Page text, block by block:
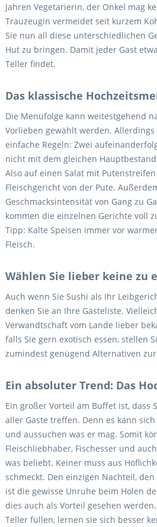
Jahren Vegetarierin, der Onkel mag
Trauzeugin vermeidet seit kurzem
Sie nun all diese unterschiedlichen
Hut zu bringen. Damit jeder Gast
Teller findet.
Das klassische
Die Menüfolge kann weitestgehend
Vorlieben gewählt werden.
einfache Regeln: Zwei
nicht mit dem gleichen
Also auf einen Salat mit
Fleischgericht von der Pute.
Geschmacksintensität von Gang zu
kommen die einzelnen Gerichte voll
Tipp: Kalte Speisen immer vor
Fleisch.
Wählen Sie lieber keine zu
Auch wenn Sie Sushi als Ihr
denken Sie an Ihre Gästeliste.
Verwandtschaft vom Lande lieber
falls Sie gern exotisch essen, stellen
zumindest genügend Alternativen
Ein absoluter Trend: Das
Ein großer Vorteil am Buffet ist, dass
aller Gäste treffen. Denn es kann
und aussuchen was er mag. Somit
Fleischliebhaber, Fischesser und
was beliebt. Keiner muss aus
schmeckt. Den einzigen Nachteil,
ist die gewisse Unruhe beim Holen
dies auch als Vorteil gesehen
Teller füllen, lernen sie sich besser